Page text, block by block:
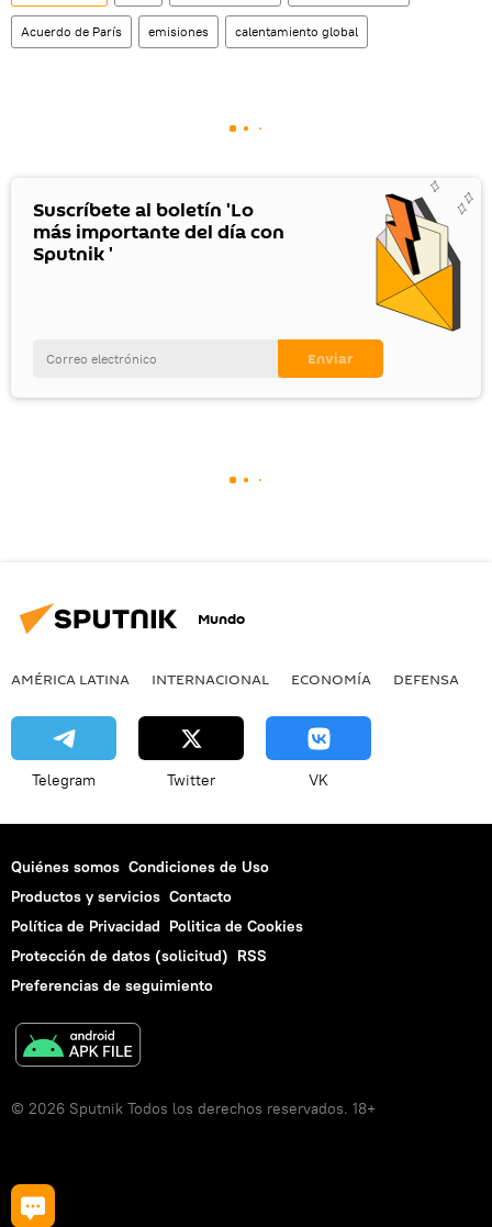
Acuerdo de París emisiones calentamiento global
Suscríbete al boletín 'Lo
más importante del día con
Sputnik '
Mundo
AMÉRICA LATINA INTERNACIONAL ECONOMÍA DEFENSA
Telegram Twitter VK
Quiénes somos Condiciones de Uso
Productos y servicios Contacto
Política de Privacidad Politica de Cookies
Protección de datos (solicitud) RSS
Preferencias de seguimiento
© 2026 Sputnik Todos los derechos reservados. 18+